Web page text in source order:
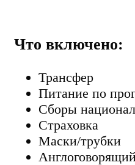
Что включено:
Трансфер
Питание по
Сборы
Страховка
Маски/трубки